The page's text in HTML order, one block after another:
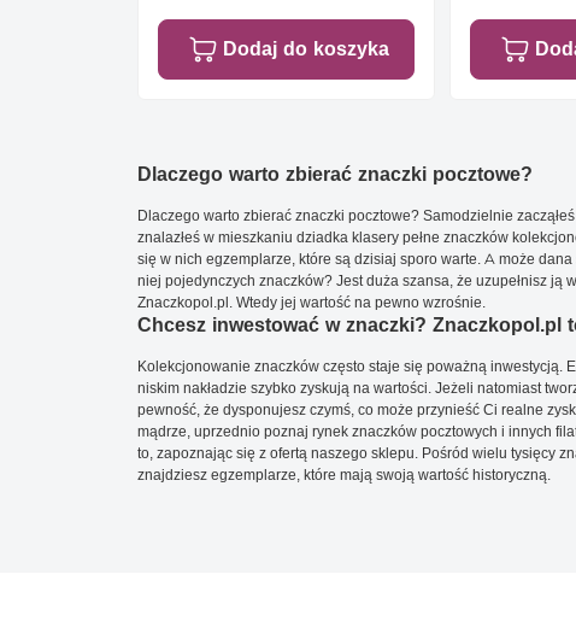
Dodaj do koszyka
Dlaczego warto zbierać znaczki pocztowe?
Dlaczego warto zbierać znaczki pocztowe? Samodzielnie
znalazłeś w mieszkaniu dziadka klasery pełne znaczków
się w nich egzemplarze, które są dzisiaj sporo warte. A może
niej pojedynczych znaczków? Jest duża szansa, że uzupełnisz ją
Znaczkopol.pl. Wtedy jej wartość na pewno wzrośnie.
Chcesz inwestować w znaczki? Znaczkopol.pl
Kolekcjonowanie znaczków często staje się poważną inwestycją.
niskim nakładzie szybko zyskują na wartości. Jeżeli natomiast
pewność, że dysponujesz czymś, co może przynieść Ci realne
mądrze, uprzednio poznaj rynek znaczków pocztowych i innych
to, zapoznając się z ofertą naszego sklepu. Pośród wielu tysięcy
znajdziesz egzemplarze, które mają swoją wartość historyczną.